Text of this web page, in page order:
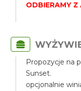
ODBIERAMY Z
Propozycje na
Sunset.
opcjonalnie